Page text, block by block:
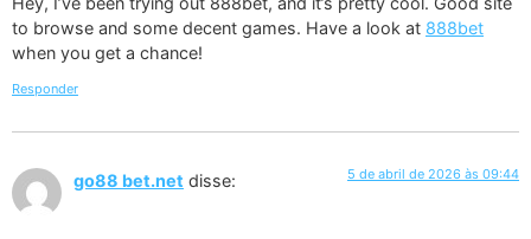
to browse and some decent games. Have a look at 888bet
when you get a chance!
Responder
go88 bet.net disse: 5 de abril de 2026 às 09:44